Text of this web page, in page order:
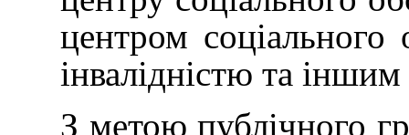
центром
інвалідністю та
З метою публічного